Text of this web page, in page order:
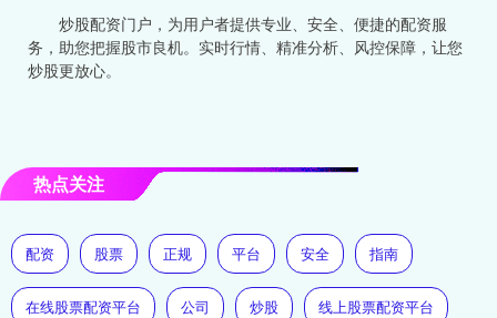
炒股配资门户，为用户者提供专业、安全、便捷的配资服
务，助您把握股市良机。实时行情、精准分析、风控保障，让您
炒股更放心。
热点关注
配资 股票 正规 平台 安全 指南
在线股票配资平台 公司 炒股 线上股票配资平台